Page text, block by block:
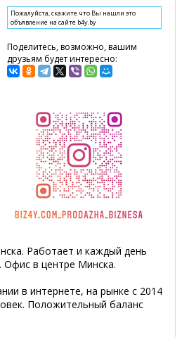
Пожалуйста, скажите что Вы нашли это
объявление на сайте b4y.by
Поделитесь, возможно, вашим
друзьям будет интересно:
Работает и каждый день
Офис в центре Минска.
в интернете, на рынке с 2014
Положительный баланс